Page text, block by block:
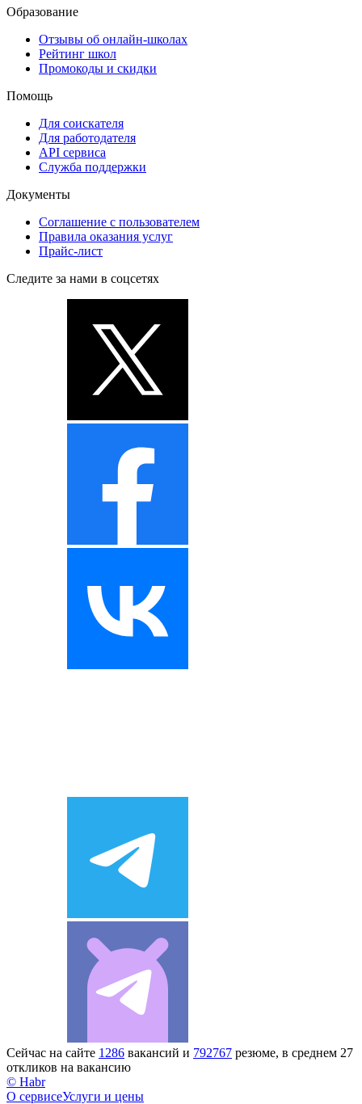
Образование
Отзывы об онлайн-школах
Рейтинг школ
Промокоды и скидки
Помощь
Для соискателя
Для работодателя
API сервиса
Служба поддержки
Документы
Соглашение с пользователем
Правила оказания услуг
Прайс-лист
Следите за нами в соцсетях
Сейчас на сайте 1286 вакансий и 792767 резюме, в среднем 27
откликов на вакансию
© Habr
О сервисеУслуги и цены